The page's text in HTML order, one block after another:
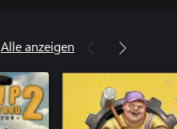
Alle anzeigen